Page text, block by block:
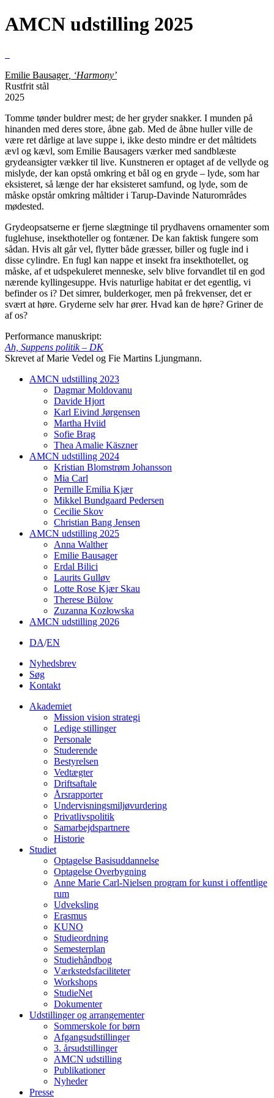
AMCN udstilling 2025
Emilie Bausager, ‘Harmony’
Rustfrit stål
2025
Tomme tønder buldrer mest; de her gryder snakker. I munden på
hinanden med deres store, åbne gab. Med de åbne huller ville de
være ret dårlige at lave suppe i, ikke desto mindre er det måltidets
ævl og kævl, som Emilie Bausagers værker med sandblæste
grydeansigter vækker til live. Kunstneren er optaget af de vellyde og
mislyde, der kan opstå omkring et bål og en gryde – lyde, som har
eksisteret, så længe der har eksisteret samfund, og lyde, som de
måske opstår omkring måltider i Tarup-Davinde Naturområdes
mødested.
Grydeopsatserne er fjerne slægtninge til prydhavens ornamenter som
fuglehuse, insekthoteller og fontæner. De kan faktisk fungere som
sådan. Hvis alt går vel, flytter både græsser, biller og fugle ind i
disse cylindre. En fugl kan nappe et insekt fra insekthotellet, og
måske, af et udspekuleret menneske, selv blive forvandlet til en god
nærende kyllingesuppe. Hvis naturlige habitat er det egentlig, vi
befinder os i? Det simrer, bulderkoger, men på frekvenser, det er
svært at høre. Gryderne selv har ører. Hvad kan de høre? Griner de
af os?
Performance manuskript:
Ah, Suppens politik – DK
Skrevet af Marie Vedel og Fie Martins Ljungmann.
AMCN udstilling 2023
Dagmar Moldovanu
Davide Hjort
Karl Eivind Jørgensen
Martha Hviid
Sofie Brag
Thea Amalie Käszner
AMCN udstilling 2024
Kristian Blomstrøm Johansson
Mia Carl
Pernille Emilia Kjær
Mikkel Bundgaard Pedersen
Cecilie Skov
Christian Bang Jensen
AMCN udstilling 2025
Anna Walther
Emilie Bausager
Erdal Bilici
Laurits Gulløv
Lotte Rose Kjær Skau
Therese Bülow
Zuzanna Kozłowska
AMCN udstilling 2026
DA/EN
Nyhedsbrev
Søg
Kontakt
Akademiet
Mission vision strategi
Ledige stillinger
Personale
Studerende
Bestyrelsen
Vedtægter
Driftsaftale
Årsrapporter
Undervisningsmiljøvurdering
Privatlivspolitik
Samarbejdspartnere
Historie
Studiet
Optagelse Basisuddannelse
Optagelse Overbygning
Anne Marie Carl-Nielsen program for kunst i offentlige
rum
Udveksling
Erasmus
KUNO
Studieordning
Semesterplan
Studiehåndbog
Værkstedsfaciliteter
Workshops
StudieNet
Dokumenter
Udstillinger og arrangementer
Sommerskole for børn
Afgangsudstillinger
3. årsudstillinger
AMCN udstilling
Publikationer
Nyheder
Presse